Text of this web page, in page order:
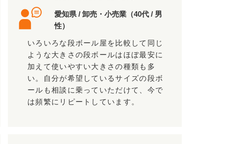
愛知県 / 卸売・小売業（40代 / 男
性）
いろいろな段ボール屋を比較して同じ
ような大きさの段ボールはほぼ最安に
加えて使いやすい大きさの種類も多
い。自分が希望しているサイズの段ボ
ールも相談に乗っていただけて、今で
は頻繁にリピートしています。